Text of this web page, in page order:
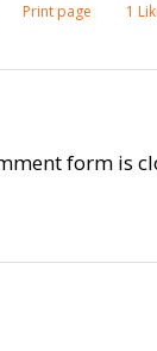
Print page 1
form is